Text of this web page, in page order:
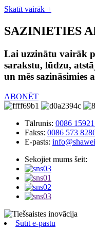
Skatīt vairāk +
SAZINIETIES
Lai uzzinātu vairāk
sarakstu, lūdzu,
un mēs sazināsimies
ABONĒT
Tālrunis: 0086
Fakss: 0086 573
E-pasts:
Sekojiet mums šeit:
Sūtīt e-pastu